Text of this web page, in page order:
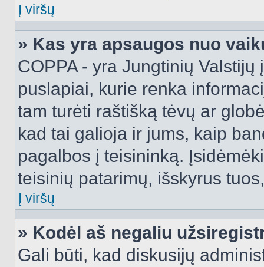
Į viršų
» Kas yra apsaugos nuo
COPPA - yra Jungtinių
puslapiai, kurie renka
tam turėti raštišką tėvų ar
kad tai galioja ir jums, kaip
pagalbos į teisininką.
teisinių patarimų, išskyrus
Į viršų
» Kodėl aš negaliu
Gali būti, kad diskusijų